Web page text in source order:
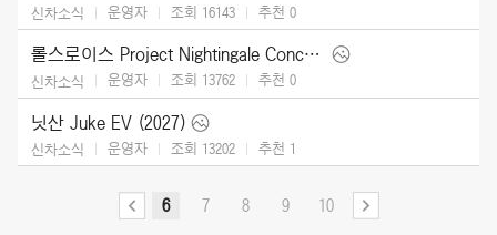
신차소식 운영자 조회 16143 추천 0
롤스로이스 Project Nightingale Concept (2026)
신차소식 운영자 조회 13762 추천 0
닛산 Juke EV (2027)
신차소식 운영자 조회 13202 추천 1
6 7 8 9 10